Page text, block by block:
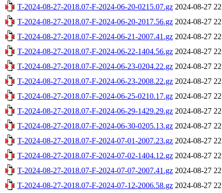
T-2024-08-27-2018.07-F-2024-06-20-0215.07.gz 2024-08-27
T-2024-08-27-2018.07-F-2024-06-20-2017.56.gz 2024-08-27
T-2024-08-27-2018.07-F-2024-06-21-2007.41.gz 2024-08-27
T-2024-08-27-2018.07-F-2024-06-22-1404.56.gz 2024-08-27
T-2024-08-27-2018.07-F-2024-06-23-0204.22.gz 2024-08-27
T-2024-08-27-2018.07-F-2024-06-23-2008.22.gz 2024-08-27
T-2024-08-27-2018.07-F-2024-06-25-0210.17.gz 2024-08-27
T-2024-08-27-2018.07-F-2024-06-29-1429.29.gz 2024-08-27
T-2024-08-27-2018.07-F-2024-06-30-0205.13.gz 2024-08-27
T-2024-08-27-2018.07-F-2024-07-01-2007.23.gz 2024-08-27
T-2024-08-27-2018.07-F-2024-07-02-1404.12.gz 2024-08-27
T-2024-08-27-2018.07-F-2024-07-07-2007.41.gz 2024-08-27
T-2024-08-27-2018.07-F-2024-07-12-2006.58.gz 2024-08-27